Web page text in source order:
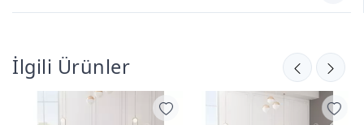
İlgili Ürünler